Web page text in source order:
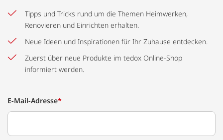
Tipps und Tricks rund um die Themen Heimwerken,
Renovieren und Einrichten erhalten.
Neue Ideen und Inspirationen für Ihr Zuhause entdecken.
Zuerst über neue Produkte im tedox Online-Shop
informiert werden.
E-Mail-Adresse*